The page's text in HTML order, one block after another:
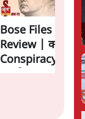
Bose Files Film
Review | क्या
Conspiracy का